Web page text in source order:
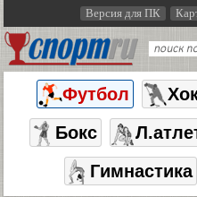
Версия для ПК
Футбол
Бокс
Гимнастика